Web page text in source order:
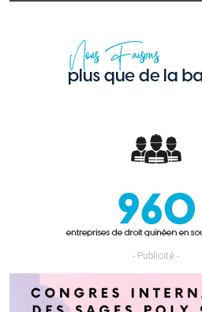
- Publicité -